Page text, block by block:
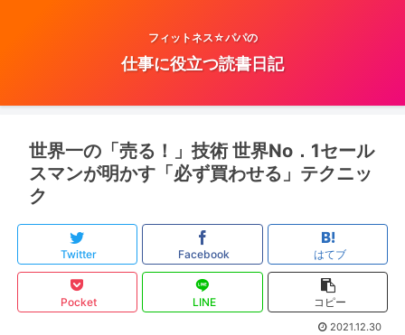
フィットネス☆パパの
仕事に役立つ読書日記
世界一の「売る！」技術 世界No．1セール
スマンが明かす「必ず買わせる」テクニッ
ク
Twitter Facebook はてブ
Pocket LINE コピー
2021.12.30